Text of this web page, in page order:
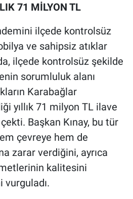
71 MİLYON TL
ilçede kontrolsüz
ve sahipsiz atıklar
ilçede kontrolsüz şekilde
sorumluluk alanı
Karabağlar
yıllık 71 milyon TL ilave
Başkan Kınay, bu tür
çevreye hem de
zarar verdiğini, ayrıca
kalitesini